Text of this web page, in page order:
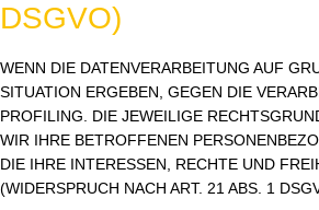
DSGVO)
WENN DIE DATENVERARBEITUNG AUF
SITUATION ERGEBEN, GEGEN DIE
PROFILING. DIE JEWEILIGE
WIR IHRE BETROFFENEN
DIE IHRE INTERESSEN, RECHTE UND
(WIDERSPRUCH NACH ART. 21 ABS. 1